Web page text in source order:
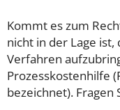
Kommt es zum
nicht in der Lage
Verfahren
Prozesskostenhilfe
bezeichnet). Fragen